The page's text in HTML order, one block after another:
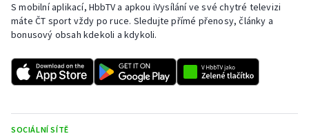
Rychlobruslení
Rychlostní kanoistika
Sportovní střelba
S mobilní aplikací, HbbTV a apkou iVysílání ve své chytré televizi
máte ČT sport vždy po ruce. Sledujte přímé přenosy, články a
bonusový obsah kdekoli a kdykoli.
SOCIÁLNÍ SÍTĚ